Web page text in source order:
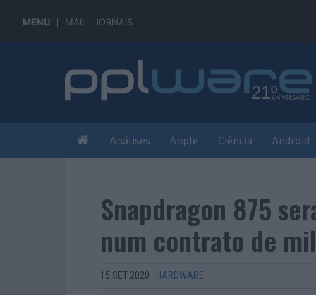
MENU MAIL JORNAIS
Análises Apple Ciência Android
Snapdragon 875
num contrato de
15 SET 2020 · HARDWARE